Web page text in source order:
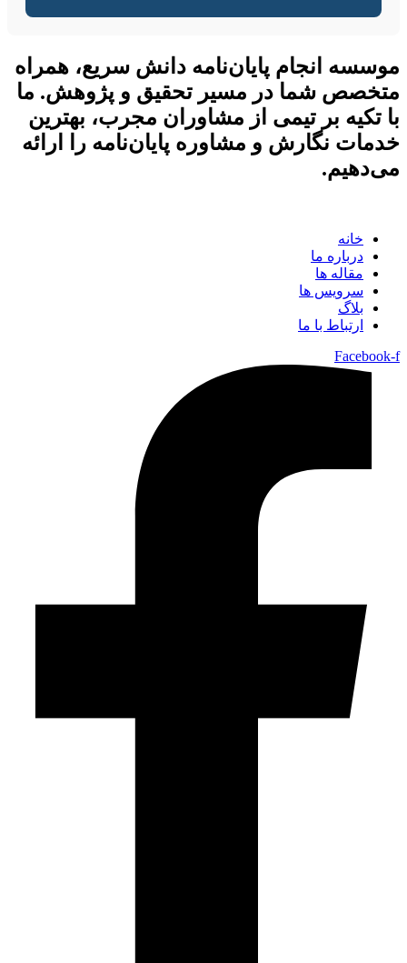
موسسه انجام پایان‌نامه دانش سریع، همراه
متخصص شما در مسیر تحقیق و پژوهش. ما
با تکیه بر تیمی از مشاوران مجرب، بهترین
خدمات نگارش و مشاوره پایان‌نامه را ارائه
می‌دهیم.
خانه
درباره ما
مقاله ها
سرویس ها
بلاگ
ارتباط با ما
Facebook-f